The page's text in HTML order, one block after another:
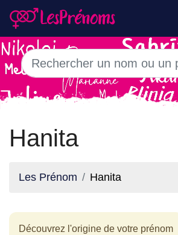
Hanita
Les Prénom Hanita
Découvrez l'origine de votre prénom